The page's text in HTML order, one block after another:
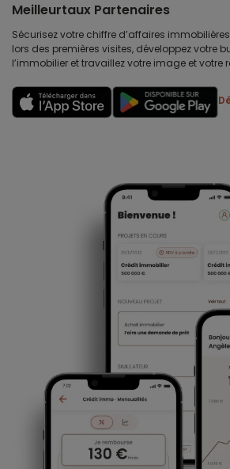
Meilleurtaux Partenaires
Sécurisez votre chiffre d’affaires
lors des premières visites, développez votre
l’immobilier et travaillez votre image et votre